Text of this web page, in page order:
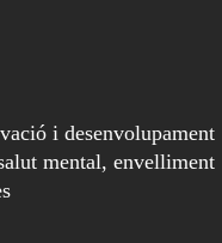
i desenvolupament
mental, envelliment